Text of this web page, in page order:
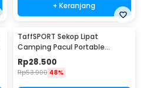
+ Keranjang
TaffSPORT Sekop Lipat
Camping Pacul Portable
Tactical Survival 40cm - 101
Rp28.500
Rp53.900 48%